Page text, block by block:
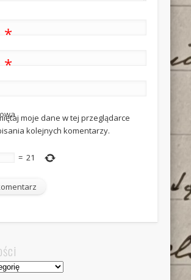
*
*
moje dane w tej przeglądarce
kolejnych komentarzy.
= 21